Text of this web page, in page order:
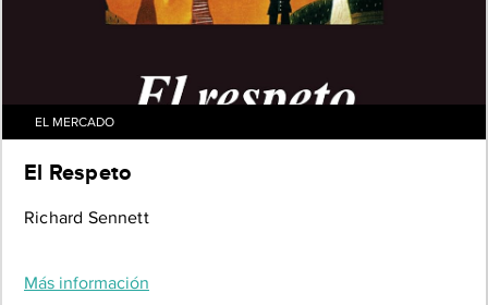
EL MERCADO
El Respeto
Richard Sennett
Más información